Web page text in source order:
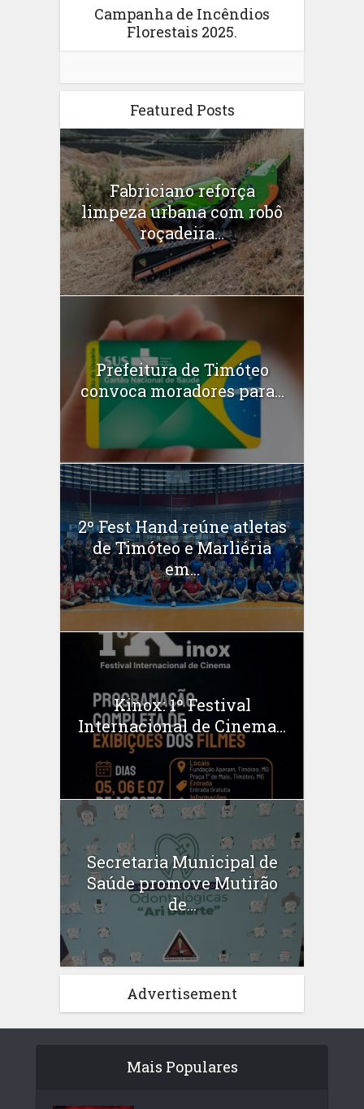
Campanha de Incêndios
Florestais 2025.
Featured Posts
Fabriciano reforça
limpeza urbana com robô
roçadeira...
Prefeitura de Timóteo
convoca moradores para...
2º Fest Hand reúne atletas
de Timóteo e Marliéria
em...
Kinox: 1º Festival
Internacional de Cinema...
Secretaria Municipal de
Saúde promove Mutirão
de...
Advertisement
Mais Populares